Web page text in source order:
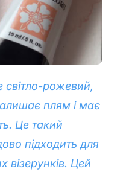
світло-рожевий,
плям і має
Це такий
підходить для
візерунків. Цей